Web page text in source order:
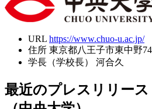
URL https://www.chuo-u.ac.jp/
住所 東京都八王子市東中野
学長（学校長）
河合久
最近のプレスリリース